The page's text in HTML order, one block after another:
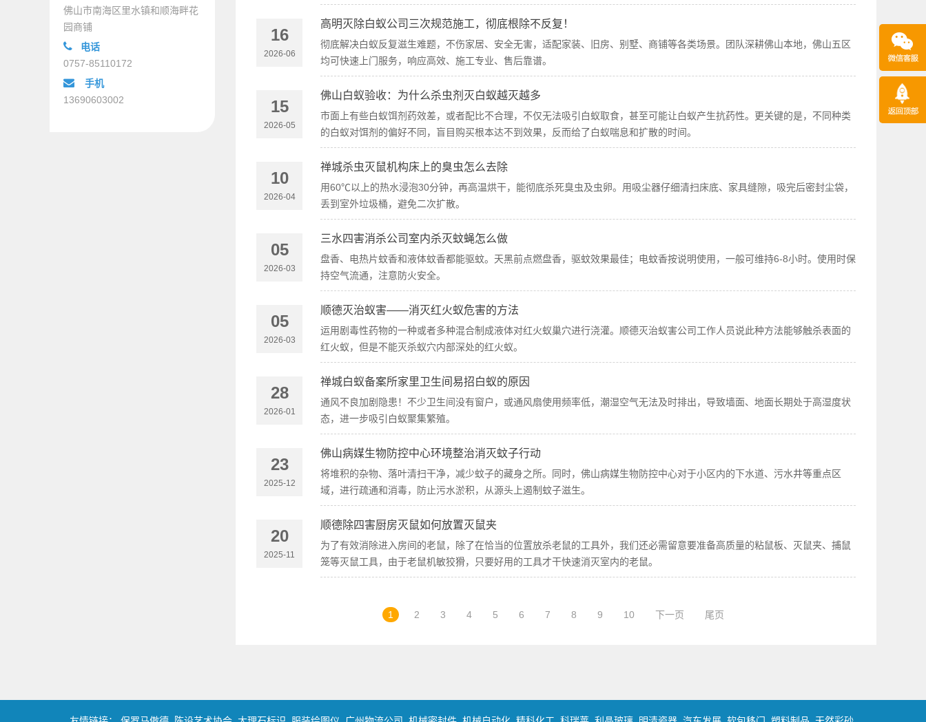
佛山市南海区里水镇和顺海畔花
园商铺
电话
0757-85110172
手机
13690603002
16
2026-06
高明灭除白蚁公司三次规范施工，彻底根除不反复！
彻底解决白蚁反复滋生难题，不伤家居、安全无害，适配家装、旧房、别墅、商铺等各类场景。团队深耕佛山本地，佛山五区
均可快速上门服务，响应高效、施工专业、售后靠谱。
15
2026-05
佛山白蚁验收：为什么杀虫剂灭白蚁越灭越多
市面上有些白蚁饵剂药效差，或者配比不合理，不仅无法吸引白蚁取食，甚至可能让白蚁产生抗药性。更关键的是，不同种类
的白蚁对饵剂的偏好不同，盲目购买根本达不到效果，反而给了白蚁喘息和扩散的时间。
10
2026-04
禅城杀虫灭鼠机构床上的臭虫怎么去除
用60℃以上的热水浸泡30分钟，再高温烘干，能彻底杀死臭虫及虫卵。用吸尘器仔细清扫床底、家具缝隙，吸完后密封尘袋，
丢到室外垃圾桶，避免二次扩散。
05
2026-03
三水四害消杀公司室内杀灭蚊蝇怎么做
盘香、电热片蚊香和液体蚊香都能驱蚊。天黑前点燃盘香，驱蚊效果最佳；电蚊香按说明使用，一般可维持6-8小时。使用时保
持空气流通，注意防火安全。
05
2026-03
顺德灭治蚁害——消灭红火蚁危害的方法
运用剧毒性药物的一种或者多种混合制成液体对红火蚁巢穴进行浇灌。顺德灭治蚁害公司工作人员说此种方法能够触杀表面的
红火蚁，但是不能灭杀蚁穴内部深处的红火蚁。
28
2026-01
禅城白蚁备案所家里卫生间易招白蚁的原因
通风不良加剧隐患！不少卫生间没有窗户，或通风扇使用频率低，潮湿空气无法及时排出，导致墙面、地面长期处于高湿度状
态，进一步吸引白蚁聚集繁殖。
23
2025-12
佛山病媒生物防控中心环境整治消灭蚊子行动
将堆积的杂物、落叶清扫干净，减少蚊子的藏身之所。同时，佛山病媒生物防控中心对于小区内的下水道、污水井等重点区
域，进行疏通和消毒，防止污水淤积，从源头上遏制蚊子滋生。
20
2025-11
顺德除四害厨房灭鼠如何放置灭鼠夹
为了有效消除进入房间的老鼠，除了在恰当的位置放杀老鼠的工具外，我们还必需留意要准备高质量的粘鼠板、灭鼠夹、捕鼠
笼等灭鼠工具，由于老鼠机敏狡猾，只要好用的工具才干快速消灭室内的老鼠。
1 2 3 4 5 6 7 8 9 10 下一页 尾页